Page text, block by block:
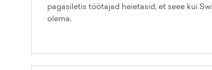
pagasiletis töötajad heietasid, et seee kui
olema.